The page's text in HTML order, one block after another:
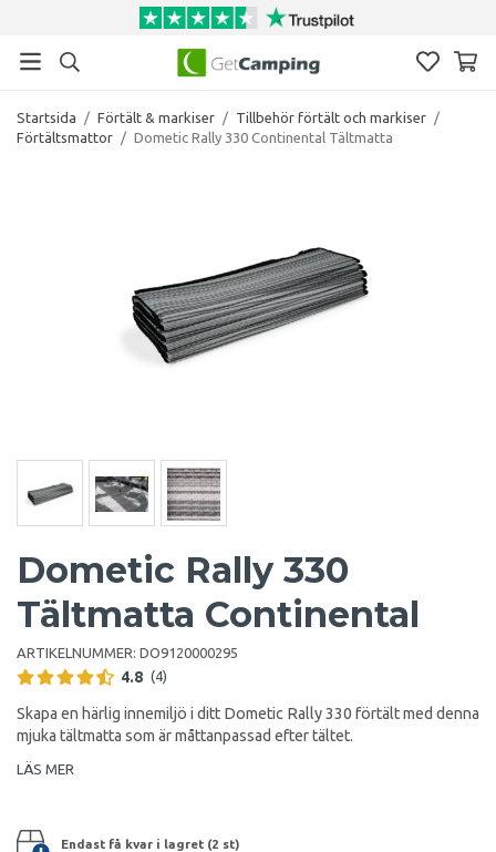
Startsida / Förtält & markiser / Tillbehör förtält och markiser /
Förtältsmattor / Dometic Rally 330 Continental Tältmatta
Dometic Rally 330
Tältmatta Continental
ARTIKELNUMMER: DO9120000295
4.8 (4)
Skapa en härlig innemiljö i ditt Dometic Rally 330 förtält med denna
mjuka tältmatta som är måttanpassad efter tältet.
LÄS MER
Endast få kvar i lagret (2 st)